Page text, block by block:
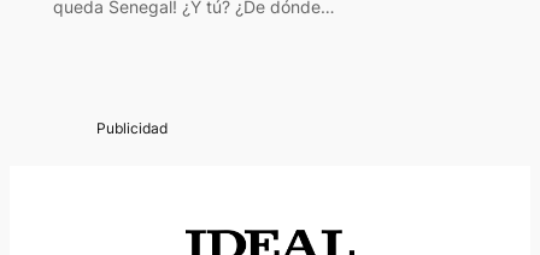
queda Senegal! ¿Y tú? ¿De dónde…